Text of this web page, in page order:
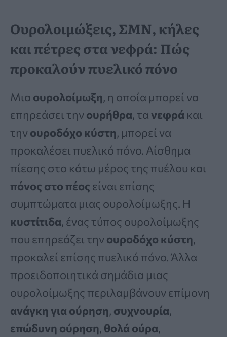
Ουρολοιμώξεις, ΣΜΝ, κήλες
και πέτρες στα νεφρά: Πώς
προκαλούν πυελικό πόνο
Μια ουρολοίμωξη, η οποία μπορεί να
επηρεάσει την ουρήθρα, τανεφρά και
την ουροδόχο κύστη, μπορεί να
προκαλέσει πυελικό πόνο. Αίσθημα
πίεσης στο κάτω μέρος της πυέλου και
πόνος στο πέος είναι επίσης
συμπτώματα μιας ουρολοίμωξης. Η
κυστίτιδα, ένας τύπος ουρολοίμωξης
που επηρεάζει την ουροδόχο κύστη,
προκαλεί επίσης πυελικό πόνο. Άλλα
προειδοποιητικά σημάδια μιας
ουρολοίμωξης περιλαμβάνουν επίμονη
ανάγκη για ούρηση, συχνουρία,
επώδυνη ούρηση, θολά ούρα,